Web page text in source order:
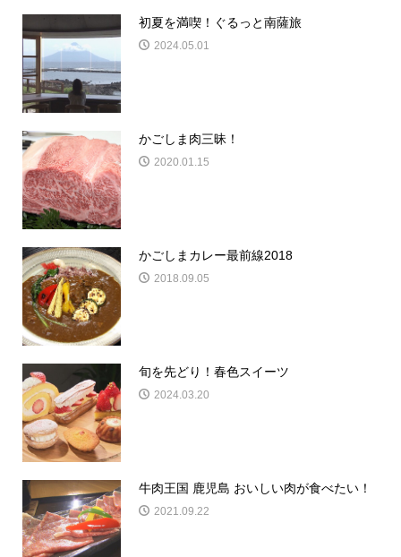
初夏を満喫！ぐるっと南薩旅
2024.05.01
かごしま肉三昧！
2020.01.15
かごしまカレー最前線2018
2018.09.05
旬を先どり！春色スイーツ
2024.03.20
牛肉王国 鹿児島 おいしい肉が食べたい！
2021.09.22